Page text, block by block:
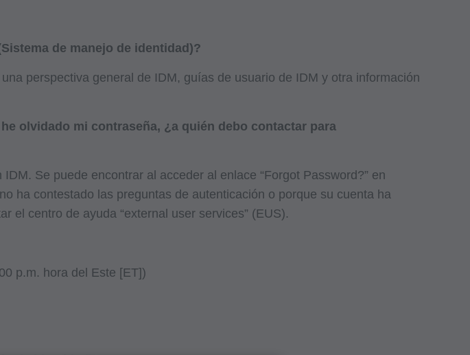
de manejo de identidad)?
perspectiva general de IDM, guías de usuario de IDM y otra información
olvidado mi contraseña, ¿a quién debo contactar para
Se puede encontrar al acceder al enlace “Forgot Password?” en
ha contestado las preguntas de autenticación o porque su cuenta ha
el centro de ayuda “external user services” (EUS).
p.m. hora del Este [ET])